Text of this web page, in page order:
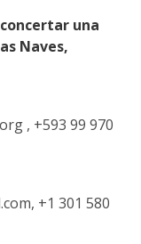
una
Naves,
, +593 99 970
+1 301 580